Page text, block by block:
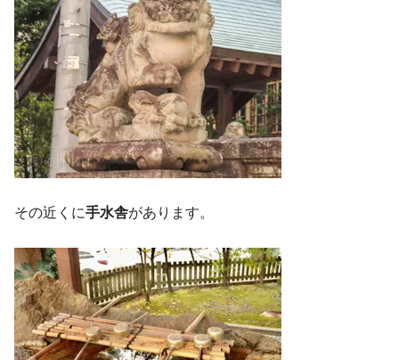
その近くに手水舎があります。